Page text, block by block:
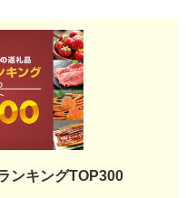
ンキングTOP300